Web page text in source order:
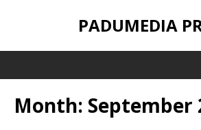
PADUMEDIA
Month: September